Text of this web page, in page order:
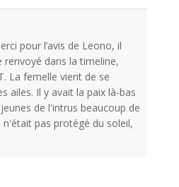
pour l’avis de Leono, il
dans la timeline,
La femelle vient de se
ailes. Il y avait la paix là-bas
de l'intrus beaucoup de
n'était pas protégé du soleil,